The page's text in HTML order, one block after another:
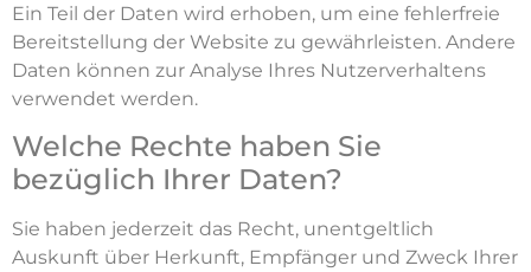
Ein Teil der Daten wird erhoben, um eine fehlerfreie
Bereitstellung der Website zu gewährleisten. Andere
Daten können zur Analyse Ihres Nutzerverhaltens
verwendet werden.
Welche Rechte haben Sie
bezüglich Ihrer Daten?
Sie haben jederzeit das Recht, unentgeltlich
Auskunft über Herkunft, Empfänger und Zweck Ihrer